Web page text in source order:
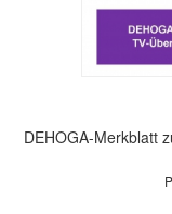
DEHOGA-Merkblatt